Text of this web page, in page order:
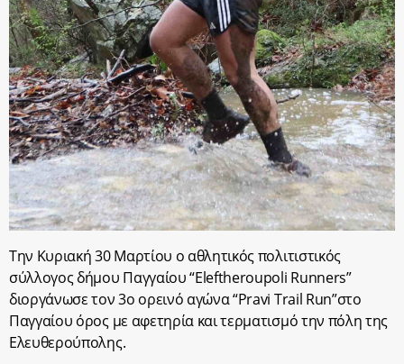
Την Κυριακή 30 Μαρτίου ο αθλητικός πολιτιστικός
σύλλογος δήμου Παγγαίου “Eleftheroupoli Runners”
διοργάνωσε τον 3ο ορεινό αγώνα “Pravi Trail Run”στο
Παγγαίου όρος με αφετηρία και τερματισμό την πόλη της
Ελευθερούπολης.